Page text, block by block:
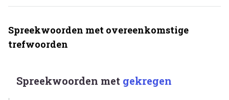
Spreekwoorden met overeenkomstige
trefwoorden
Spreekwoorden met gekregen